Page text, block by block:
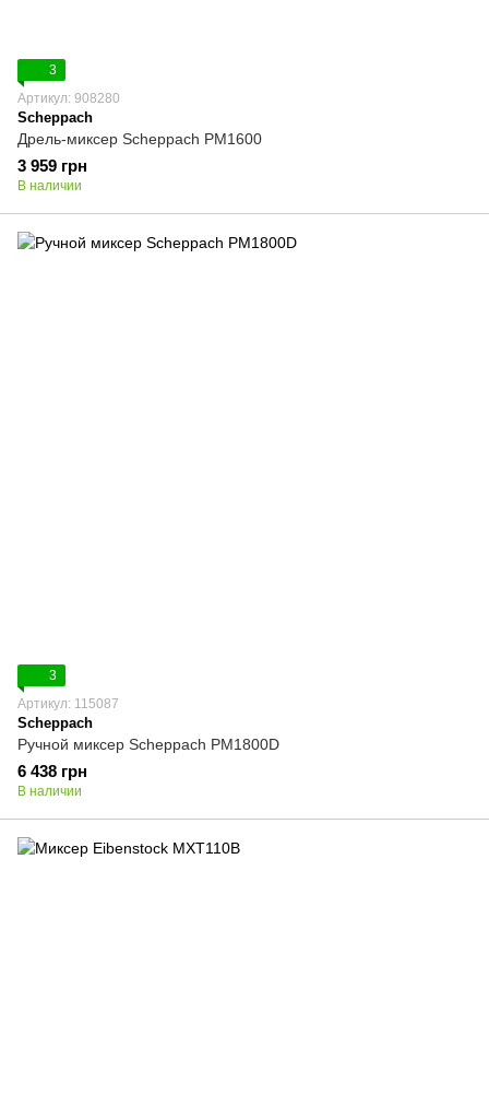
3
Артикул: 908280
Scheppach
Дрель-миксер Scheppach PM1600
3 959 грн
В наличии
3
Артикул: 115087
Scheppach
Ручной миксер Scheppach PM1800D
6 438 грн
В наличии